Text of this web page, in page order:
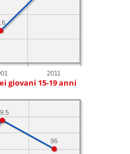
2011
giovani 15-19 anni
96